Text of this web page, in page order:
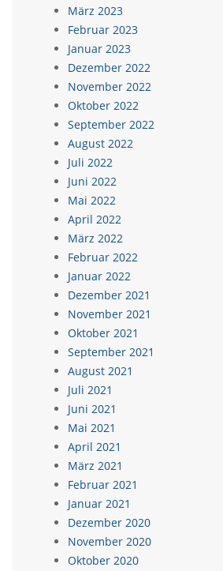
März 2023
Februar 2023
Januar 2023
Dezember 2022
November 2022
Oktober 2022
September 2022
August 2022
Juli 2022
Juni 2022
Mai 2022
April 2022
März 2022
Februar 2022
Januar 2022
Dezember 2021
November 2021
Oktober 2021
September 2021
August 2021
Juli 2021
Juni 2021
Mai 2021
April 2021
März 2021
Februar 2021
Januar 2021
Dezember 2020
November 2020
Oktober 2020